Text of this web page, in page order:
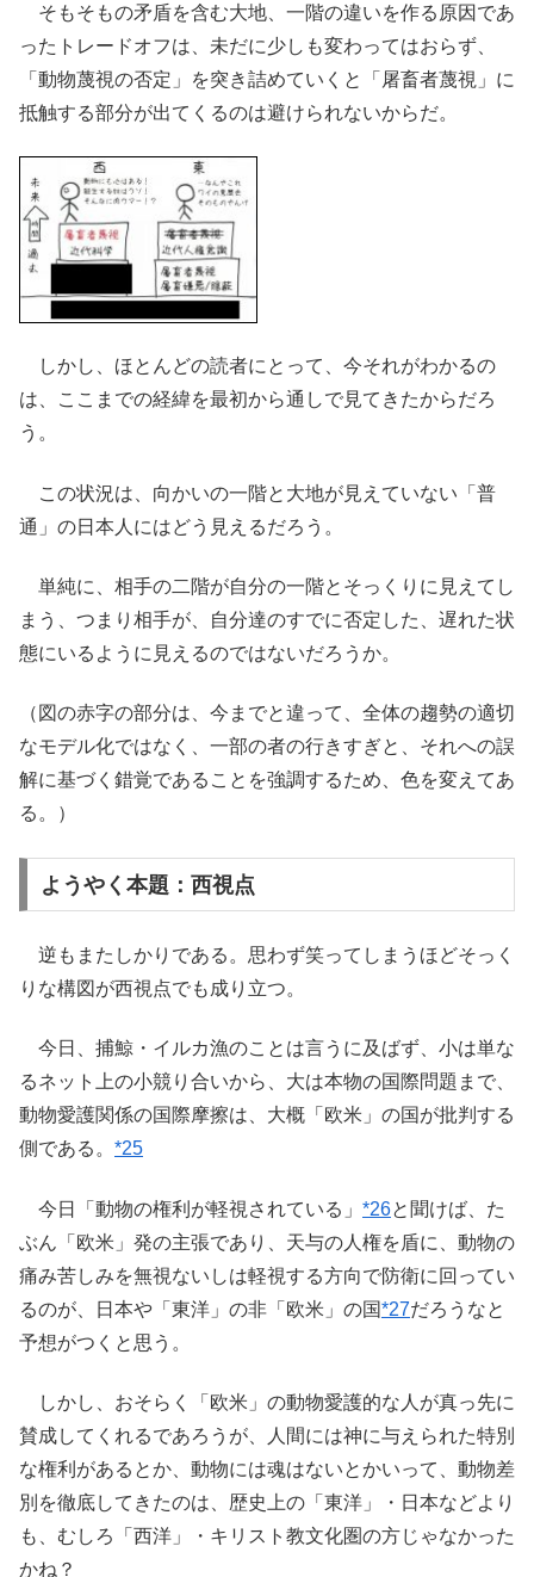
そもそもの矛盾を含む大地、一階の違いを作る原因であ
ったトレードオフは、未だに少しも変わってはおらず、
「動物蔑視の否定」を突き詰めていくと「屠畜者蔑視」に
抵触する部分が出てくるのは避けられないからだ。
しかし、ほとんどの読者にとって、今それがわかるの
は、ここまでの経緯を最初から通しで見てきたからだろ
う。
この状況は、向かいの一階と大地が見えていない「普
通」の日本人にはどう見えるだろう。
単純に、相手の二階が自分の一階とそっくりに見えてし
まう、つまり相手が、自分達のすでに否定した、遅れた状
態にいるように見えるのではないだろうか。
（図の赤字の部分は、今までと違って、全体の趨勢の適切
なモデル化ではなく、一部の者の行きすぎと、それへの誤
解に基づく錯覚であることを強調するため、色を変えてあ
る。）
ようやく本題：西視点
逆もまたしかりである。思わず笑ってしまうほどそっく
りな構図が西視点でも成り立つ。
今日、捕鯨・イルカ漁のことは言うに及ばず、小は単な
るネット上の小競り合いから、大は本物の国際問題まで、
動物愛護関係の国際摩擦は、大概「欧米」の国が批判する
側である。 *25
今日「動物の権利が軽視されている」 *26と聞けば、た
ぶん「欧米」発の主張であり、天与の人権を盾に、動物の
痛み苦しみを無視ないしは軽視する方向で防衛に回ってい
るのが、日本や「東洋」の非「欧米」の国*27だろうなと
予想がつくと思う。
しかし、おそらく「欧米」の動物愛護的な人が真っ先に
賛成してくれるであろうが、人間には神に与えられた特別
な権利があるとか、動物には魂はないとかいって、動物差
別を徹底してきたのは、歴史上の「東洋」・日本などより
も、むしろ「西洋」・キリスト教文化圏の方じゃなかった
かね？